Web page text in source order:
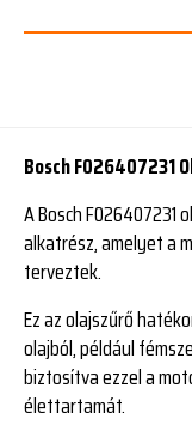
Bosch F026407231
A Bosch F026407231
alkatrész, amelyet a
terveztek.
Ez az olajszűrő
olajból, például
biztosítva ezzel a
élettartamát.